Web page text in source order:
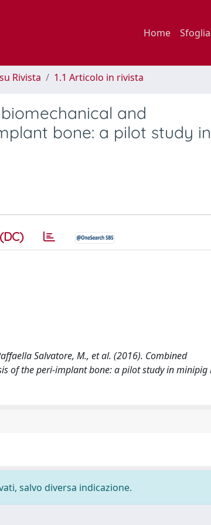
Home Sfoglia
Rivista 1.1 Articolo in rivista
and
bone: a pilot study in
Salvatore, M., et al. (2016). Combined
of the peri-implant bone: a pilot study in minipig
salvo diversa indicazione.